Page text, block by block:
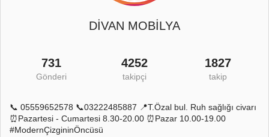
DİVAN MOBİLYA
731
Gönderi
4252
takipçi
1827
takip
📞 05559652578 📞03222485887 📍T.Özal bul. Ruh sağlığı civarı
⏰Pazartesi - Cumartesi 8.30-20.00 ⏰Pazar 10.00-19.00
#ModernÇizgininÖncüsü